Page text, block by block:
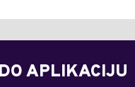
APLIKACIJU